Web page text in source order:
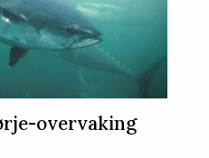
overvaking